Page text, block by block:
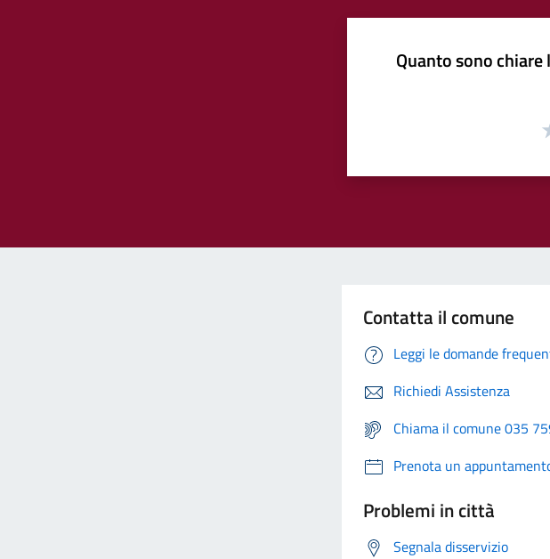
Quanto sono
Contatta il comune
Leggi le domande
Richiedi Assistenza
Chiama il comune 035
Prenota un
Problemi in città
Segnala disservizio